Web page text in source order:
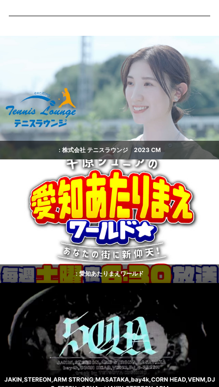
: 株式会社 テニスラウンジ 2023 CM
: 愛知あたりまえワールド
JAKIN,STEREON,ARM STRONG,MASATAKA,bay4k,CORN HEAD,VENM,DJ